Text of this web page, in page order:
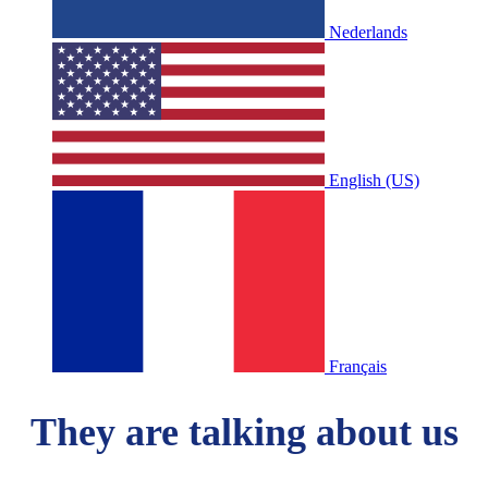
Nederlands
English (US)
Français
They are talking about us